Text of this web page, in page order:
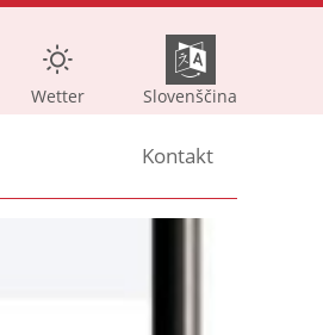
Wetter Slovenščina
Kontakt